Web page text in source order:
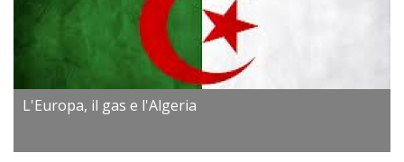
L'Europa, il gas e l'Algeria